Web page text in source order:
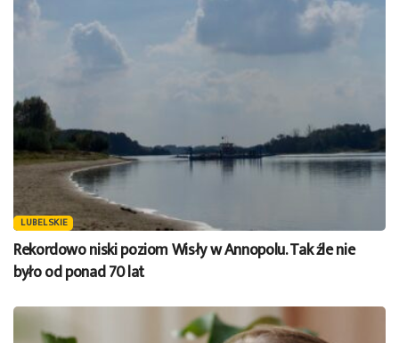
LUBELSKIE
Rekordowo niski poziom Wisły w Annopolu. Tak źle nie
było od ponad 70 lat